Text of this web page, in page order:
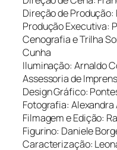
Direção de
Produção Executiva:
Cenografia e Trilha
Cunha
Iluminação: Arnaldo
Assessoria de
Design Gráfico:
Fotografia: Alexandra
Filmagem e Edição:
Figurino: Daniele
Caracterização: